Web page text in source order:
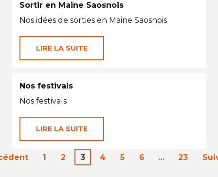
Sortir en Maine Saosnois
Nos idées de sorties en Maine Saosnois
LIRE LA SUITE
Nos festivals
Nos festivals
LIRE LA SUITE
1 2 3 4 5 6 … 23